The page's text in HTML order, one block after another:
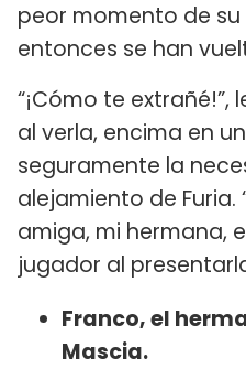
peor momento de su
entonces se han
“¡Cómo te extrañé!”,
al verla, encima en
seguramente la
alejamiento de Furia.
amiga, mi hermana,
jugador al
Franco, el
Mascia.